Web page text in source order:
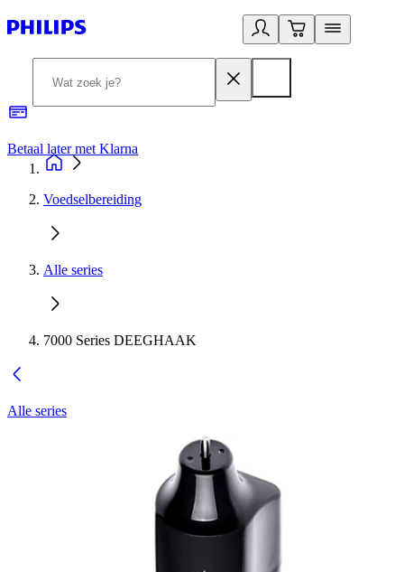
Betaal later met Klarna
Voedselbereiding
Alle series
7000 Series DEEGHAAK
Alle series